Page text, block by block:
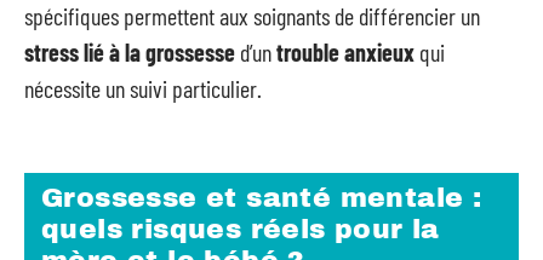
spécifiques permettent aux soignants de différencier un
stress lié à la grossesse d’untrouble anxieux qui
nécessite un suivi particulier.
Grossesse et santé mentale :
quels risques réels pour la